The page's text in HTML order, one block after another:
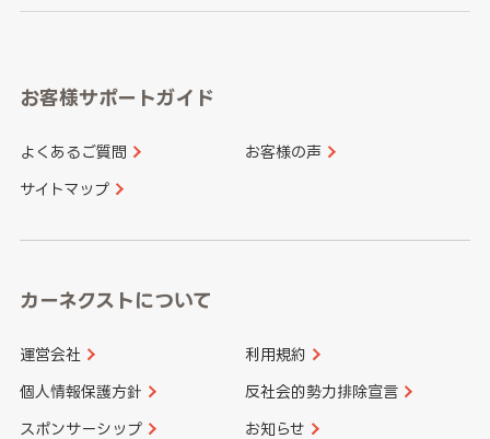
愛知県
和歌山県
山口県
香川県 愛媛県
長崎県
大分県 宮崎県
お客様サポートガイド
よくあるご質問 お客様の声
サイトマップ
カーネクストについて
運営会社 利用規約
個人情報保護方針 反社会的勢力排除宣言
スポンサーシップ お知らせ